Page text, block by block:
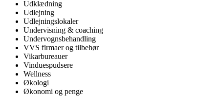
Udklædning
Udlejning
Udlejningslokaler
Undervisning & coaching
Undervognsbehandling
VVS firmaer og tilbehør
Vikarbureauer
Vinduespudsere
Wellness
Økologi
Økonomi og penge